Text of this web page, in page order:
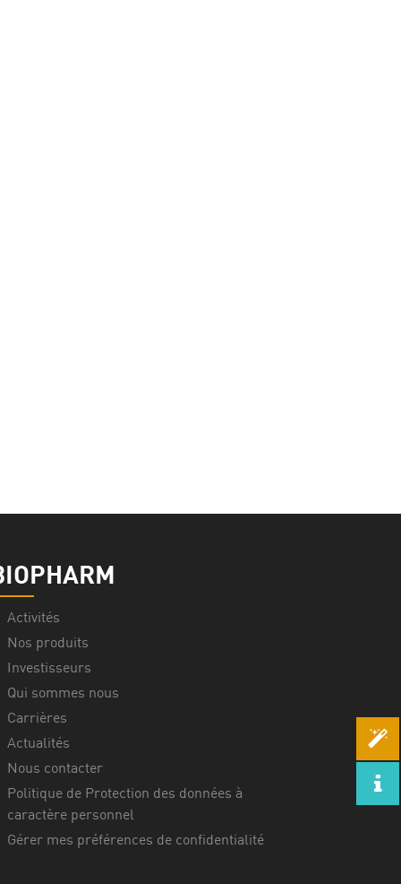
Activités
Nos produits
Investisseurs
Qui sommes nous
Carrières
Actualités
Nous contacter
Politique de Protection des données à
caractère personnel
Gérer mes préférences de confidentialité